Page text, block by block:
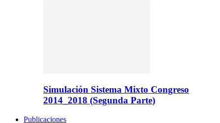
Simulación Sistema Mixto Congreso
2014_2018 (Segunda Parte)
Publicaciones